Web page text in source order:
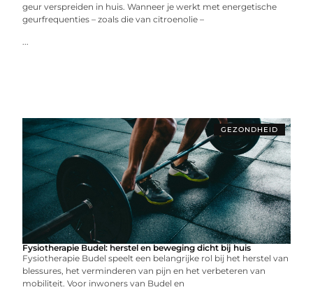
geur verspreiden in huis. Wanneer je werkt met energetische
geurfrequenties – zoals die van citroenolie –
...
GEZONDHEID
Fysiotherapie Budel: herstel en beweging dicht bij huis
Fysiotherapie Budel speelt een belangrijke rol bij het herstel van
blessures, het verminderen van pijn en het verbeteren van
mobiliteit. Voor inwoners van Budel en